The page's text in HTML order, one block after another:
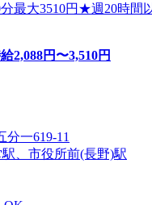
最大3510円★週20時間
2,088円〜3,510円
一619-11
、市役所前(長野)駅